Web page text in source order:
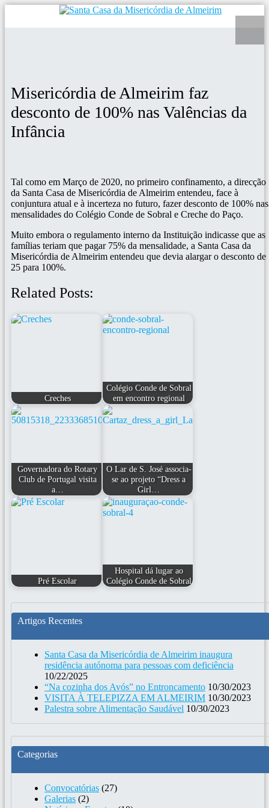
Misericórdia de Almeirim faz
desconto de 100% nas Valências da
Infância
Tal como em Março de 2020, no primeiro confinamento, a direcção
da Santa Casa de Misericórdia de Almeirim entendeu, face à
conjuntura atual e à incerteza no futuro, fazer desconto de 100% nas
mensalidades do Colégio Conde de Sobral e Creche do Paço.
Muito embora o regulamento interno da Instituição indicasse que as
famílias teriam que pagar 75% da mensalidade, a Santa Casa da
Misericórdia de Almeirim entendeu que devia alargar o desconto de
25 para 100%.
Related Posts:
Creches
Colégio Conde de Sobral
em encontro regional
Governadora do Rotary
Club de Portugal visita
a…
O Lar de S. José associa-
se ao projeto “Dress a
Girl…
Pré Escolar
Hospital dá lugar ao
Colégio Conde de Sobral
Artigos Recentes
Santa Casa da Misericórdia de Almeirim inaugura
residência autónoma para pessoas com deficiência
10/22/2025
“Na cozinha dos Avós” no Entroncamento 10/30/2023
VISITA À TELEPIZZA EM ALMEIRIM 10/30/2023
Palestra sobre Alimentação Saudável 10/30/2023
Categorias
Convocatórias (27)
Galerias (2)